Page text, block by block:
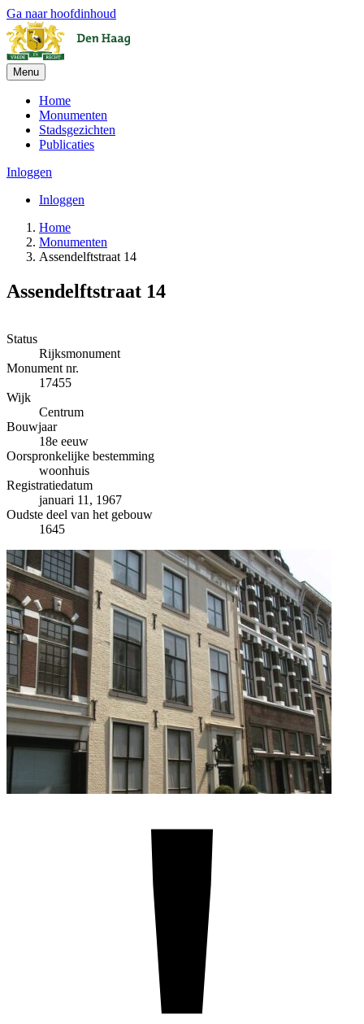
Ga naar hoofdinhoud
Menu
Home
Monumenten
Stadsgezichten
Publicaties
Inloggen
Inloggen
Home
Monumenten
Assendelftstraat 14
Assendelftstraat 14
+
−
Status
Rijksmonument
Monument nr.
17455
Wijk
Centrum
Bouwjaar
18e eeuw
Oorspronkelijke bestemming
woonhuis
Registratiedatum
januari 11, 1967
Oudste deel van het gebouw
1645